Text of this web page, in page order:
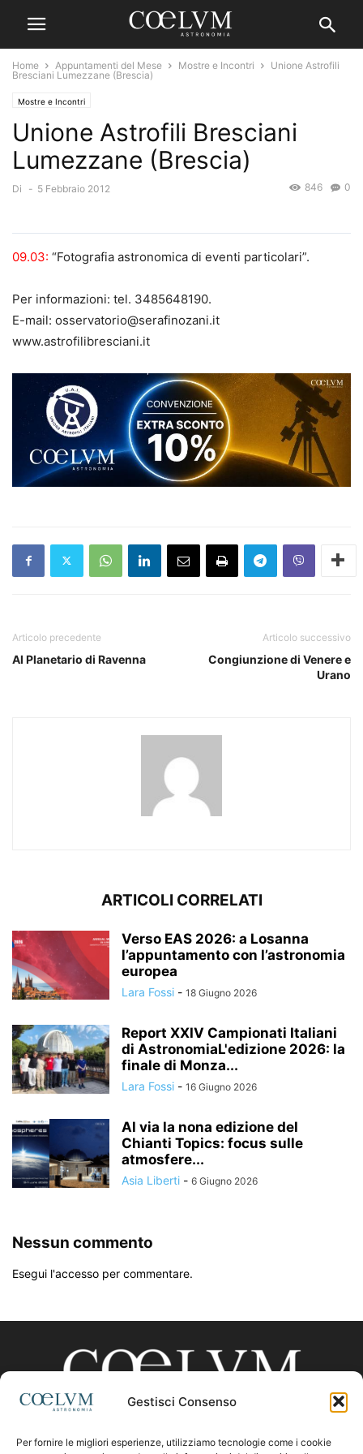
Gestisci Consenso
Per fornire le migliori esperienze, utilizziamo tecnologie come i cookie
Home Appuntamenti del Mese Mostre e Incontri
Unione Astrofili
Bresciani Lumezzane (Brescia)
Mostre e Incontri
Unione Astrofili Bresciani
Lumezzane (Brescia)
Di - 5 Febbraio 2012 0
846
09.03: “Fotografia astronomica di eventi particolari”.
Per informazioni: tel. 3485648190.
E-mail: osservatorio@serafinozani.it
www.astrofilibresciani.it
Articolo precedente
Al Planetario di Ravenna
Articolo successivo
Congiunzione di Venere e
Urano
ARTICOLI CORRELATI
Verso EAS 2026: a Losanna
l’appuntamento con l’astronomia
europea
Lara Fossi - 18 Giugno 2026
Report XXIV Campionati Italiani
di AstronomiaL'edizione 2026: la
finale di Monza...
Lara Fossi - 16 Giugno 2026
Al via la nona edizione del
Chianti Topics: focus sulle
atmosfere...
Asia Liberti - 6 Giugno 2026
Nessun commento
Esegui l'accesso per commentare.